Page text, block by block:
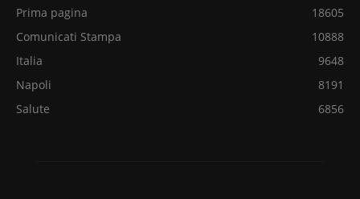
Prima pagina
18605
Comunicati Stampa
10888
Italia
9648
Napoli
8191
Salute
6856